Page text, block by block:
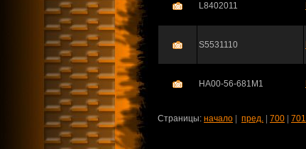
L8402011
S5531110
HA00-56-681M1
Страницы: начало пред. 700 701